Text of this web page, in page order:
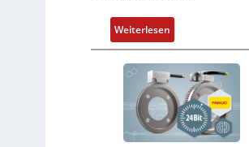
r
d
i
e
A
n
w
e
g
e
n
G
u
n
Weiterlesen:
D
r
e
h
g
e